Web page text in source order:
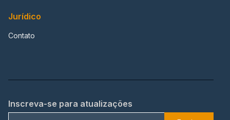
Jurídico
Contato
Inscreva-se para atualizações